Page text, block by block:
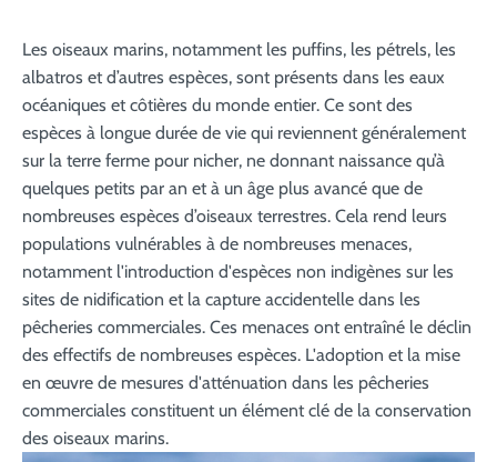
Les oiseaux marins, notamment les puffins, les pétrels, les
albatros et d’autres espèces, sont présents dans les eaux
océaniques et côtières du monde entier. Ce sont des
espèces à longue durée de vie qui reviennent généralement
sur la terre ferme pour nicher, ne donnant naissance qu’à
quelques petits par an et à un âge plus avancé que de
nombreuses espèces d’oiseaux terrestres. Cela rend leurs
populations vulnérables à de nombreuses menaces,
notamment l'introduction d'espèces non indigènes sur les
sites de nidification et la capture accidentelle dans les
pêcheries commerciales. Ces menaces ont entraîné le déclin
des effectifs de nombreuses espèces. L'adoption et la mise
en œuvre de mesures d'atténuation dans les pêcheries
commerciales constituent un élément clé de la conservation
des oiseaux marins.